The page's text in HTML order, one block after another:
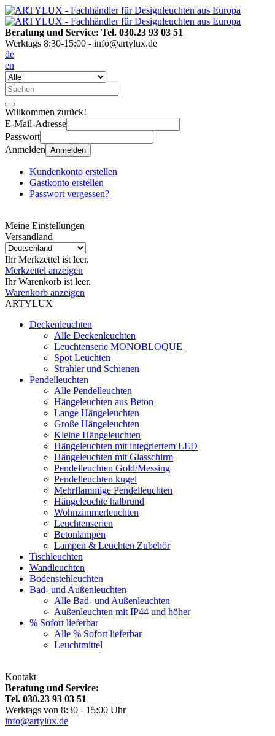
Beratung und Service: Tel. 030.23 93 03 51
Werktags 8:30-15:00 - info@artylux.de
de
en
Willkommen zurück!
E-Mail-Adresse
Passwort
Anmelden Anmelden
Kundenkonto erstellen
Gastkonto erstellen
Passwort vergessen?
Meine Einstellungen
Versandland
Ihr Merkzettel ist leer.
Merkzettel anzeigen
Ihr Warenkorb ist leer.
Warenkorb anzeigen
ARTYLUX
Deckenleuchten
Alle Deckenleuchten
Leuchtenserie MONOBLOQUE
Spot Leuchten
Strahler und Schienen
Pendelleuchten
Alle Pendelleuchten
Hängeleuchten aus Beton
Lange Hängeleuchten
Große Hängeleuchten
Kleine Hängeleuchten
Hängeleuchten mit integriertem LED
Hängeleuchten mit Glasschirm
Pendelleuchten Gold/Messing
Pendelleuchten kugel
Mehrflammige Pendelleuchten
Hängeleuchte halbrund
Wohnzimmerleuchten
Leuchtenserien
Betonlampen
Lampen & Leuchten Zubehör
Tischleuchten
Wandleuchten
Bodenstehleuchten
Bad- und Außenleuchten
Alle Bad- und Außenleuchten
Außenleuchten mit IP44 und höher
% Sofort lieferbar
Alle % Sofort lieferbar
Leuchtmittel
Kontakt
Beratung und Service:
Tel. 030.23 93 03 51
Werktags von 8:30 - 15:00 Uhr
info@artylux.de